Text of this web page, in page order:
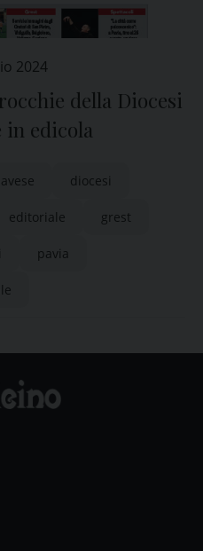
2024
della Diocesi
in edicola
diocesi
editoriale grest
pavia